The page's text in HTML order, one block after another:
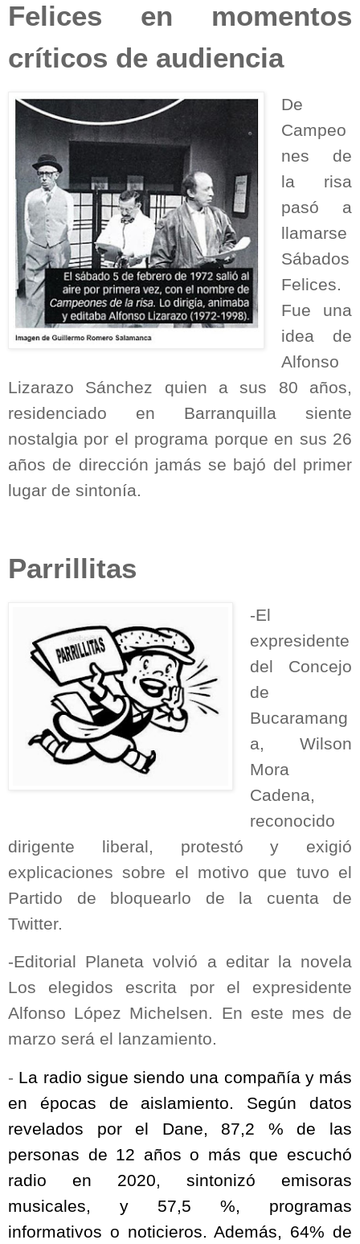
Felices en momentos
críticos de audiencia
De
Campeo
nes de
la risa
pasó a
llamarse
Sábados
Felices.
Fue una
idea de
Alfonso
Lizarazo Sánchez quien a sus 80 años,
residenciado en Barranquilla siente
nostalgia por el programa porque en sus 26
años de dirección jamás se bajó del primer
lugar de sintonía.
Parrillitas
-El
expresidente
del Concejo
de
Bucaramang
a, Wilson
Mora
Cadena,
reconocido
dirigente liberal, protestó y exigió
explicaciones sobre el motivo que tuvo el
Partido de bloquearlo de la cuenta de
Twitter.
-Editorial Planeta volvió a editar la novela
Los elegidos escrita por el expresidente
Alfonso López Michelsen. En este mes de
marzo será el lanzamiento.
- La radio sigue siendo una compañía y más
en épocas de aislamiento. Según datos
revelados por el Dane, 87,2 % de las
personas de 12 años o más que escuchó
radio en 2020, sintonizó emisoras
musicales, y 57,5 %, programas
informativos o noticieros. Además, 64% de